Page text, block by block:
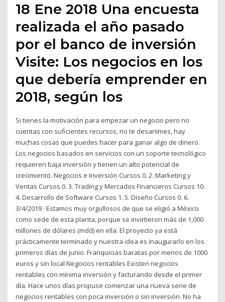
18 Ene 2018 Una encuesta
realizada el año pasado
por el banco de inversión
Visite: Los negocios en los
que debería emprender en
2018, según los
Si tienes la motivación para empezar un negocio pero no
cuentas con suficientes recursos, no te desanimes, hay
muchas cosas que puedes hacer para ganar algo de dinero.
Los negocios basados en servicios con un soporte tecnológico
requieren baja inversión y tienen un alto potencial de
crecimiento. Negocios e Inversión Cursos 0. 2. Marketing y
Ventas Cursos 0. 3. Trading y Mercados Financieros Cursos 10.
4. Desarrollo de Software Cursos 1. 5. Diseño Cursos 0. 6.
3/4/2019 · Estamos muy orgullosos de que se eligió a México
como sede de esta planta, porque se invirtieron más de 1,000
millones de dólares (mdd) en ella. El proyecto ya está
prácticamente terminado y nuestra idea es inaugurarlo en los
primeros días de junio. Franquicias baratas por menos de 1000
euros y sin local Negocios rentables Existen negocios
rentables con mínima inversión y facturando desde el primer
día. Hace unos días propuse comenzar una nueva serie de
negocios rentables con poca inversión o sin inversión. No ha